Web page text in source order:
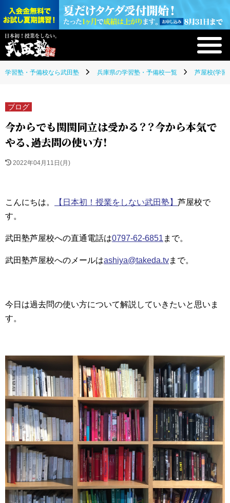
学習塾・予備校なら武田塾 兵庫県の学習塾・予備校一覧 芦屋校(学習
ブログ
今からでも関関同立は受かる？？今から本気で
やる、過去問の使い方！
2022年04月11日(月)
こんにちは。 【日本初！授業をしない武田塾】 芦屋校で
す。
武田塾芦屋校への直通電話は0797-62-6851 まで。
武田塾芦屋校へのメールはashiya@takeda.tvまで。
今日は過去問の使い方について解説していきたいと思いま
す。